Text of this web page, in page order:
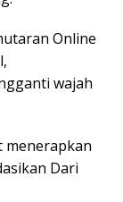
Online
wajah
menerapkan
Dari